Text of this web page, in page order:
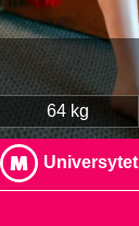
64 kg
Universytet